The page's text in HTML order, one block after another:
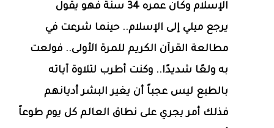
الإسلام وكان عمره 34 سنة فهو يقول
يرجع ميلي إلى الإسلام.. حينما شرعت في
مطالعة القرآن الكريم للمرة الأولى.. فولعت
به ولعًا شديدًا.. وكنت أطرب لتلاوة آياته
بالطبع ليس عجباً أن يغير البشر أديانهم
فذلك أمر يجري على نطاق العالم كل يوم طوعاً